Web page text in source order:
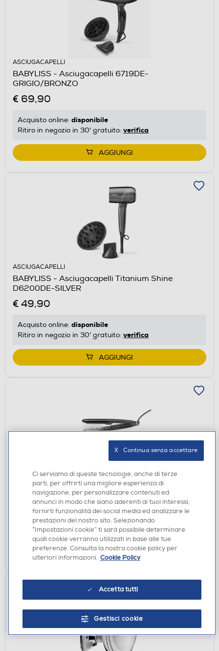
ASCIUGACAPELLI
BABYLISS - Asciugacapelli 6719DE-
GRIGIO/BRONZO
€ 69,90
Acquisto online: disponibile
Ritiro in negozio in 30' gratuito: verifica
AGGIUNGI
ASCIUGACAPELLI
BABYLISS - Asciugacapelli Titanium Shine
D6200DE-SILVER
€ 49,90
Acquisto online: disponibile
Ritiro in negozio in 30' gratuito: verifica
AGGIUNGI
PIASTRE
BABYLISS - Piastra per capelli ST493E
€ 59,90
Acquisto online:disponibile
Ritiro in negozio in 30' gratuito:verifica
AGGIUNGI
Ci serviamo di queste tecnologie, anche di terze
parti, per offrirti una migliore esperienza di
navigazione, per personalizzare contenuti ed
annunci in modo che siano aderenti ai tuoi interessi,
fornirti funzionalità dei social media ed analizzare le
prestazioni del nostro sito. Selezionando
“Impostazioni cookie” ti sarà possibile determinare
quali cookie verranno utilizzati in base alle tue
preferenze. Consulta la nostra cookie policy per
ulteriori informazioni. Cookie Policy
Accetta tutti
Gestisci cookie
X   Continua senza accettare